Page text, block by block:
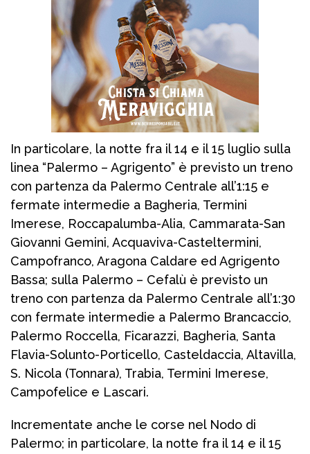
In particolare, la notte fra il 14 e il 15 luglio sulla
linea “Palermo – Agrigento” è previsto un treno
con partenza da Palermo Centrale all’1:15 e
fermate intermedie a Bagheria, Termini
Imerese, Roccapalumba-Alia, Cammarata-San
Giovanni Gemini, Acquaviva-Casteltermini,
Campofranco, Aragona Caldare ed Agrigento
Bassa; sulla Palermo – Cefalù è previsto un
treno con partenza da Palermo Centrale all’1:30
con fermate intermedie a Palermo Brancaccio,
Palermo Roccella, Ficarazzi, Bagheria, Santa
Flavia-Solunto-Porticello, Casteldaccia, Altavilla,
S. Nicola (Tonnara), Trabia, Termini Imerese,
Campofelice e Lascari.
Incrementate anche le corse nel Nodo di
Palermo; in particolare, la notte fra il 14 e il 15